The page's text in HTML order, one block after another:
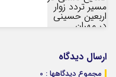
ارسال دیدگاه
مجموع دیدگاهها : 0